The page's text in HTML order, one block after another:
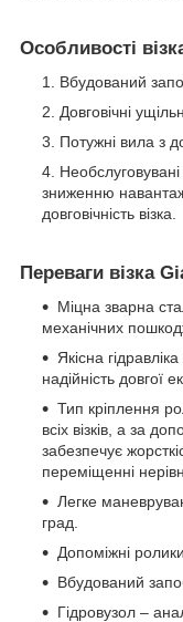
Особливості
Вбудований
Довговічні
Потужні вила з
зниженню
довговічність візка.
Переваги візка
Міцна зварна
механічних
Якісна
надійність довгої
Тип кріплення
всіх візків, а за
забезпечує
переміщенні
Легке
град.
Допоміжні
Вбудований
Гідровузол –